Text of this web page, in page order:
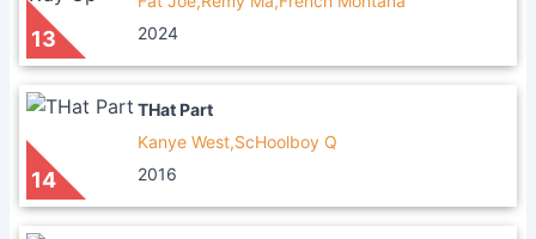
13
2024
14
THat Part
Kanye West,ScHoolboy Q
2016